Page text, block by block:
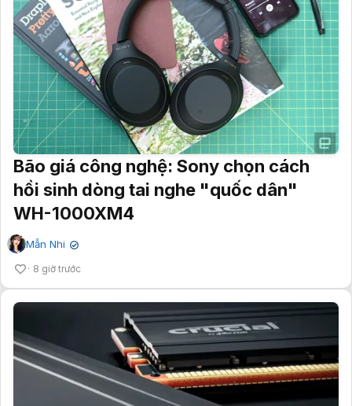
Bão giá công nghệ: Sony chọn cách
hồi sinh dòng tai nghe "quốc dân"
WH-1000XM4
Mẫn Nhi ✔
8 giờ trước